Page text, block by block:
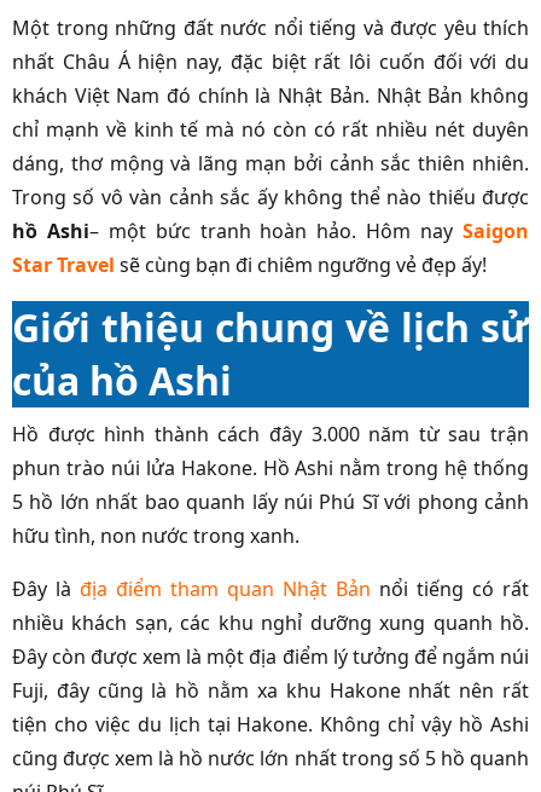
Một trong những đất nước nổi tiếng và được yêu thích
nhất Châu Á hiện nay, đặc biệt rất lôi cuốn đối với du
khách Việt Nam đó chính là Nhật Bản. Nhật Bản không
chỉ mạnh về kinh tế mà nó còn có rất nhiều nét duyên
dáng, thơ mộng và lãng mạn bởi cảnh sắc thiên nhiên.
Trong số vô vàn cảnh sắc ấy không thể nào thiếu được
hồ Ashi– một bức tranh hoàn hảo. Hôm naySaigon
Star Travel sẽ cùng bạn đi chiêm ngưỡng vẻ đẹp ấy!
Giới thiệu chung về lịch sử
của hồ Ashi
Hồ được hình thành cách đây 3.000 năm từ sau trận
phun trào núi lửa Hakone. Hồ Ashi nằm trong hệ thống
5 hồ lớn nhất bao quanh lấy núi Phú Sĩ với phong cảnh
hữu tình, non nước trong xanh.
Đây là địa điểm tham quan Nhật Bản nổi tiếng có rất
nhiều khách sạn, các khu nghỉ dưỡng xung quanh hồ.
Đây còn được xem là một địa điểm lý tưởng để ngắm núi
Fuji, đây cũng là hồ nằm xa khu Hakone nhất nên rất
tiện cho việc du lịch tại Hakone. Không chỉ vậy hồ Ashi
cũng được xem là hồ nước lớn nhất trong số 5 hồ quanh